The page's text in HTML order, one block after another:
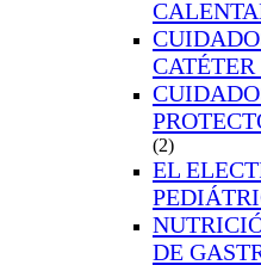
CATÉTER
(2)
EL
DE